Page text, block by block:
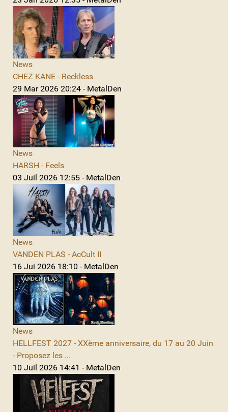
News
CHEZ KANE - Reckless
29 Mar 2026 20:24 - MetalDen
News
HARSH - Feels
03 Juil 2026 12:55 - MetalDen
News
VANDEN PLAS - AcCult II
16 Jui 2026 18:10 - MetalDen
News
HELLFEST 2027 - XXème anniversaire, du 17 au 20 Juin
- Proposez les ...
10 Juil 2026 14:41 - MetalDen